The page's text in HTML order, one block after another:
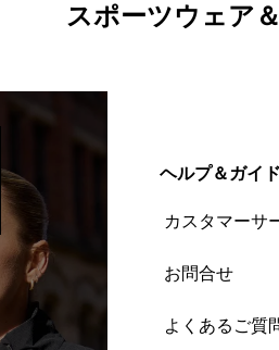
スポーツウェア
ヘルプ＆ガイド
カスタマーサ
お問合せ
よくあるご質